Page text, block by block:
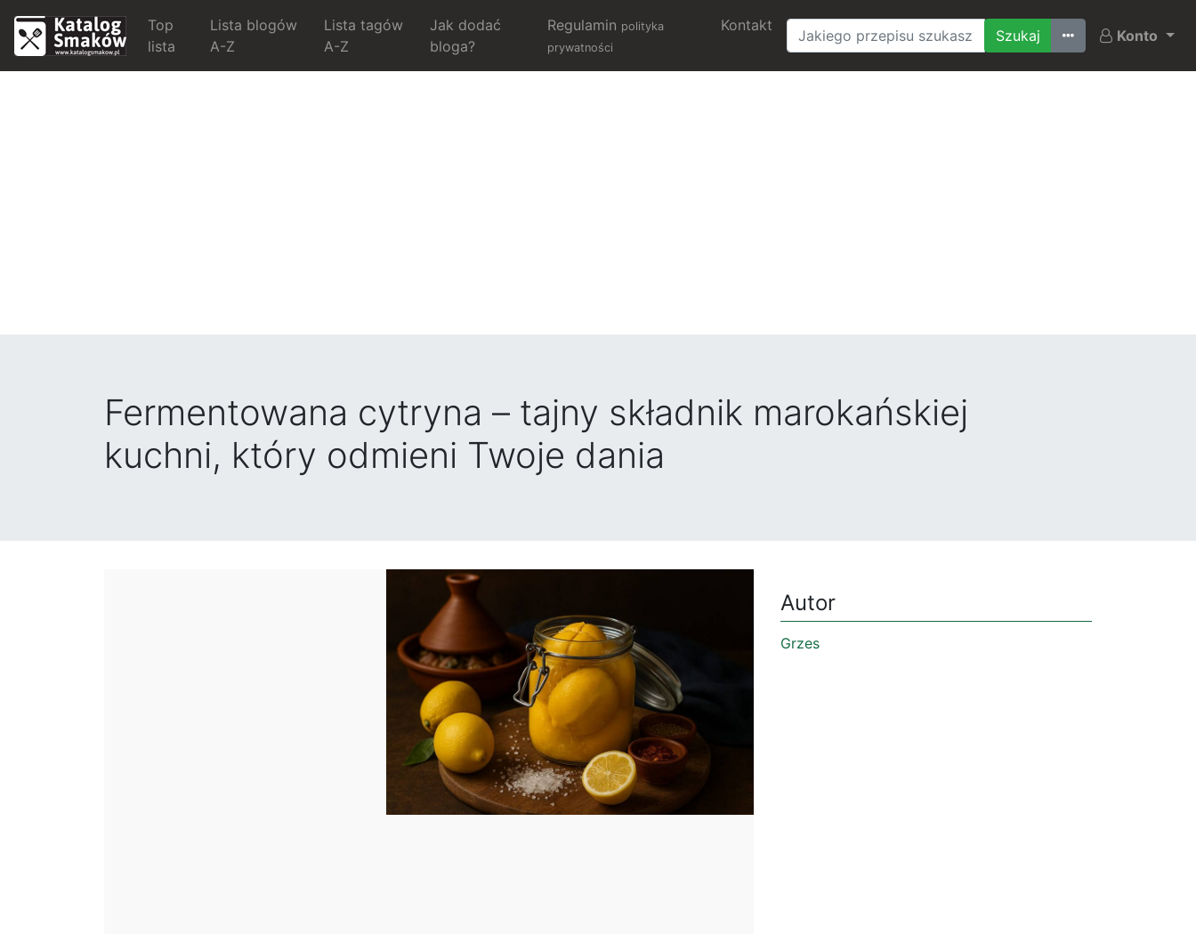
Top
lista
Lista blogów
A-Z
Lista tagów
A-Z
Jak dodać
bloga?
Regulamin polityka
prywatności
Kontakt
Ostatnio szukane
Konto
Fermentowana cytryna – tajny składnik marokańskiej
kuchni, który odmieni Twoje dania
Autor
Grzes